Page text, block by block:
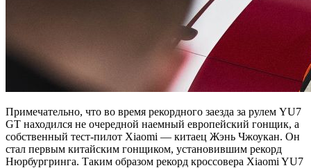
Примечательно, что во время рекордного заезда за рулем YU7
GT находился не очередной наемный европейский гонщик, а
собственный тест-пилот Xiaomi — китаец Жэнь Чжоукан. Он
стал первым китайским гонщиком, установившим рекорд
Нюрбургринга. Таким образом рекорд кроссовера Xiaomi YU7